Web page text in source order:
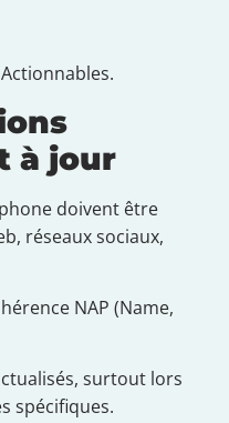
à jour
doivent être
réseaux sociaux,
NAP (Name,
surtout lors
spécifiques.